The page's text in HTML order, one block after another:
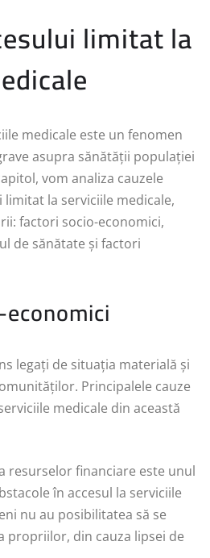
limitat la
medicale este un fenomen
asupra sănătății populației
vom analiza cauzele
limitat la serviciile medicale,
factori socio-economici,
de sănătate și factori
legați de situația materială și
Principalele cauze
medicale din această
resurselor financiare este unul
în accesul la serviciile
nu au posibilitatea să se
propriilor, din cauza lipsei de